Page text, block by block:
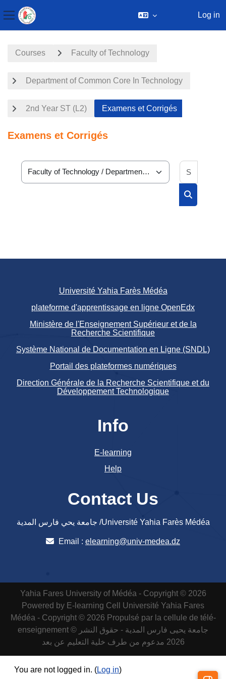
Side panel
Log in
Courses Faculty of Technology
Department of Common Core In Technology
2nd Year ST (L2) Examens et Corrigés
Examens et Corrigés
Course categories
Université Yahia Farès Médéa
plateforme d'apprentissage en ligne OpenEdx
Ministère de l'Enseignement Supérieur et de la
Recherche Scientifique
Système National de Documentation en Ligne (SNDL)
Portail des plateformes numériques
Direction Générale de la Recherche Scientifique et du
Développement Technologique
Info
E-learning
Help
Contact Us
جامعة يحي فارس المدية /Université Yahia Farès Médéa
Email : elearning@univ-medea.dz
Yahia Fares University of Médéa - Copyright © 2026
Powered by E-learning Cell
Université Yahia Fares
Médéa - Copyright © 2026 Propulsé par la cellule de télé-
enseignement جامعة يحيى فارس المدية - حقوق النشر ©
2026 مدعوم من طرف خلية التعليم عن بعد
You are not logged in. (Log in)